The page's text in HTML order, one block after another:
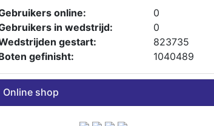
online:
0
in wedstrijd:
0
gestart:
823735
gefinisht:
1040489
Online shop